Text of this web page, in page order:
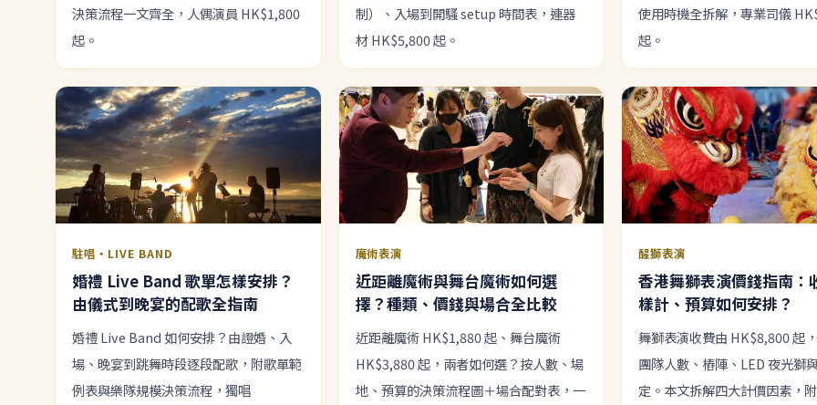
決策流程一文齊全，人偶演員 HK$1,800
起。
制）、入場到開騷 setup 時間表，連器
材 HK$5,800 起。
使用時機全拆解，專業司儀
起。
駐唱・LIVE BAND
婚禮 Live Band 歌單怎樣安排？
由儀式到晚宴的配歌全指南
婚禮 Live Band 如何安排？由證婚、入
場、晚宴到跳舞時段逐段配歌，附歌單範
例表與樂隊規模決策流程，獨唱
魔術表演
近距離魔術與舞台魔術如何選
擇？種類、價錢與場合全比較
近距離魔術 HK$1,880 起、舞台魔術
HK$3,880 起，兩者如何選？按人數、場
地、預算的決策流程圖＋場合配對表，一
醒獅表演
香港舞獅表演價錢指南：
樣計、預算如何安排？
舞獅表演收費由 HK$8,800 起
團隊人數、樁陣、LED 夜光獅
定。本文拆解四大計價因素，